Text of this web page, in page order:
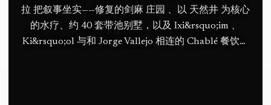
拉 把叙事坐实——修复的剑麻 庄园 、以 天然井 为核心
的水疗、约 40 套带池别墅，以及 Ixi&rsquo;im 、
Ki&rsquo;ol 与和 Jorge Vallejo 相连的 Chablé 餐饮体